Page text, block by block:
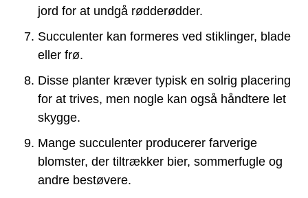
jord for at undgå rødderødder.
Succulenter kan formeres ved stiklinger, blade
eller frø.
Disse planter kræver typisk en solrig placering
for at trives, men nogle kan også håndtere let
skygge.
Mange succulenter producerer farverige
blomster, der tiltrækker bier, sommerfugle og
andre bestøvere.